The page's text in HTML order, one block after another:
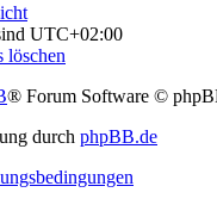
UTC+02:00
löschen
® Forum Software ©
durch phpBB.de